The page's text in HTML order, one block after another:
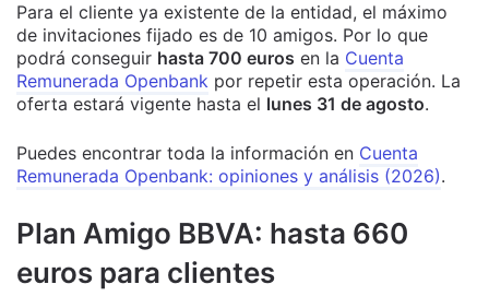
Para el cliente ya existente de la entidad, el máximo
de invitaciones fijado es de 10 amigos. Por lo que
podrá conseguir hasta 700 euros en la Cuenta
Remunerada Openbank por repetir esta operación. La
oferta estará vigente hasta el lunes 31 de agosto.
Puedes encontrar toda la información en Cuenta
Remunerada Openbank: opiniones y análisis (2026).
Plan Amigo BBVA: hasta 660
euros para clientes